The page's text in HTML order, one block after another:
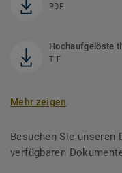
PDF
Hochaufgelöste
TIF
Mehr zeigen
Besuchen Sie unseren
verfügbaren